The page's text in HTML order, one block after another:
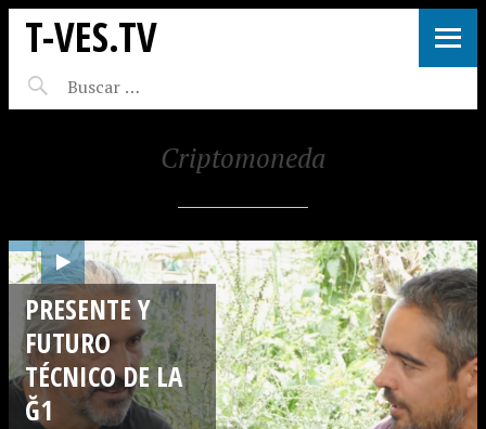
T-VES.TV
Criptomoneda
PRESENTE Y
FUTURO
TÉCNICO DE LA
Ğ1